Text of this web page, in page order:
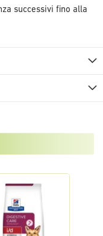
successivi fino alla